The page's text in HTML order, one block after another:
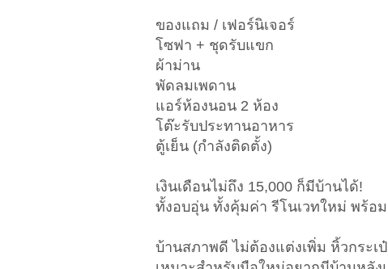
ของแถม / เฟอร์นิเจอร์
โซฟา + ชุดรับแขก
ผ้าม่าน
พัดลมเพดาน
แอร์ห้องนอน 2 ห้อง
โต๊ะรับประทานอาหาร
ตู้เย็น (กำลังติดตั้ง)
เงินเดือนไม่ถึง 15,000 ก็มีบ้านได้!
ทั้งอบอุ่น ทั้งคุ้มค่า รีโนเวทใหม่ พร้อ
บ้านสภาพดี ไม่ต้องแต่งเพิ่ม หิ้วกระเป๋